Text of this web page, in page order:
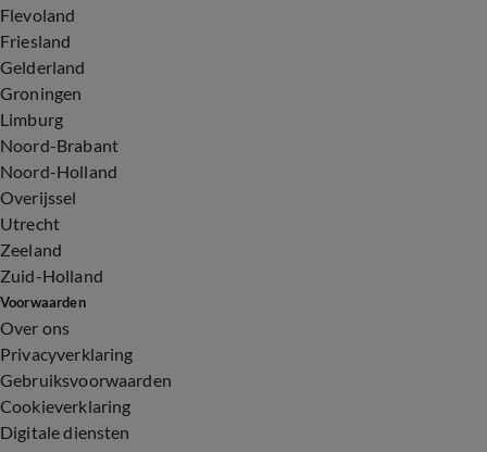
Flevoland
Friesland
Gelderland
Groningen
Limburg
Noord-Brabant
Noord-Holland
Overijssel
Utrecht
Zeeland
Zuid-Holland
Voorwaarden
Over ons
Privacyverklaring
Gebruiksvoorwaarden
Cookieverklaring
Digitale diensten